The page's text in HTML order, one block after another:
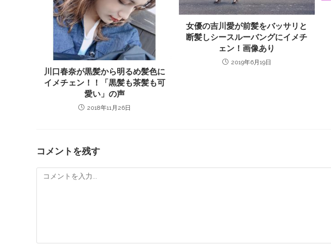
川口春奈が黒髪から明るめ髪色に
イメチェン！！「黒髪も茶髪も可
愛い」の声
2018年11月26日
女優の吉川愛が前髪をバッサリと
断髪しシースルーバングにイメチ
ェン！画像あり
2019年6月19日
コメントを残す